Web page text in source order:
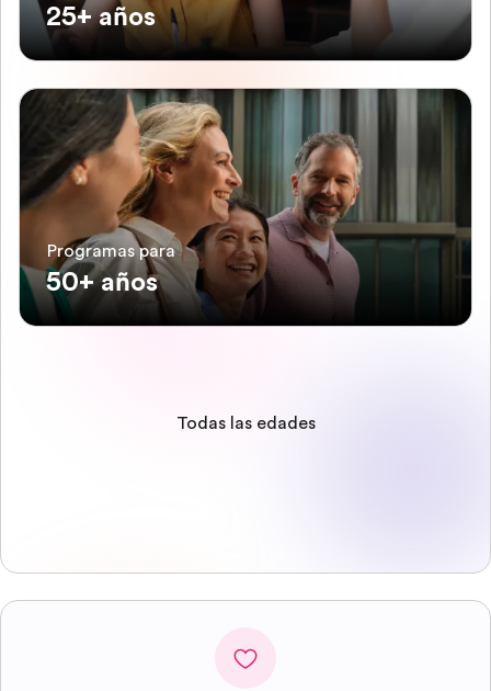
25+ años
Programas para
50+ años
Todas las edades